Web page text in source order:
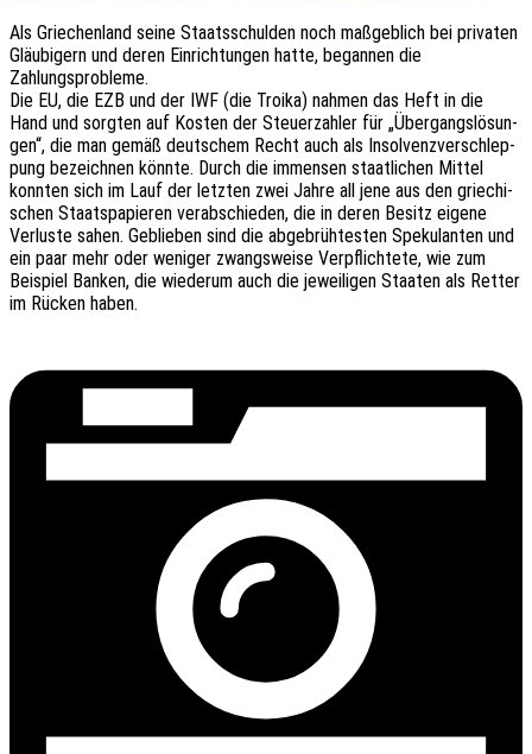
Als Grie­chen­land seine Staats­schul­den noch maßgeb­lich bei priva­ten
Gläu­bi­gern und deren Einrich­tun­gen hatte, began­nen die
Zahlungsprobleme.
Die EU, die EZB und der IWF (die Troika) nahmen das Heft in die
Hand und sorg­ten auf Kosten der Steu­er­zah­ler für „Über­gangs­lö­sun­
gen“, die man gemäß deut­schem Recht auch als Insol­venz­ver­schlep­
pung bezeich­nen könnte. Durch die immensen staat­li­chen Mittel
konn­ten sich im Lauf der letz­ten zwei Jahre all jene aus den grie­chi­
schen Staats­pa­pie­ren verab­schie­den, die in deren Besitz eigene
Verlus­te sahen. Geblie­ben sind die abge­brüh­tes­ten Speku­lan­ten und
ein paar mehr oder weni­ger zwangs­wei­se Verpflich­te­te, wie zum
Beispiel Banken, die wieder­um auch die jewei­li­gen Staa­ten als Retter
im Rücken haben.